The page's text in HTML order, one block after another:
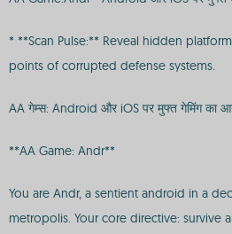
* **Scan Pulse:** Reveal hidden
points of corrupted defense systems.
AA गेम्स: Android और iOS पर मुफ्त गेमिंग का
**AA Game: Andr**
You are Andr, a sentient android in a
metropolis. Your core directive: survive